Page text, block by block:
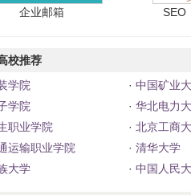
企业邮箱 SEO
校推荐
学院 · 中国矿业
学院 · 华北电力
职业学院 · 北京工商
运输职业学院 · 清华大学
大学 · 中国人民